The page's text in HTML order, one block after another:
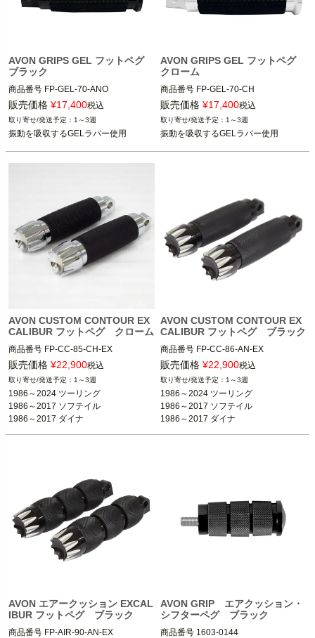
AVON GRIPS GEL フットペグ
ブラック
商品番号 FP-GEL-70-ANO
M型番：FP-GEL-70-ANO
3OT:1620-1177
２BC:402673
1986～2024 ツーリング
※フットペグ装着車
1986～2021 スポーツスター
AVON GRIPS(エイボン グリップ)
販売価格 ¥17,400税込
1～3週
振動を吸収するGELラバー使用
AVON GRIPS GEL フットペグ
クローム
商品番号 FP-GEL-70-CH
M型番：FP-GEL-70-CH
３OT:1620-1178
２BC:402672
1986～2024 ツーリング
1986～2021 スポーツスター
AVON GRIPS(エイボン グリップ)
販売価格 ¥17,400税込
1～3週
AVON CUSTOM CONTOUR EX
CALIBUR フットペグ クローム
商品番号 FP-CC-85-CH-EX
旧型番：40-4250C
1986～2024 ツーリング FLHX、FLH
T、FLTR、FLHR
※フットペグ装着車
1986～2017 ソフテイル
1986～2017 ダイナ
1986～2021 スポーツスター
販売価格 ¥22,900税込
1～3週
1986～2024 ツーリング
1986～2017 ソフテイル
1986～2017 ダイナ
AVON CUSTOM CONTOUR EX
CALIBUR フットペグ ブラック
商品番号 FP-CC-86-AN-EX
旧型番40-4250BK
1986～2024 ツーリング FLHX、FLH
T、FLTR、FLHR ※フットペグ装着車
1986～2017 ソフテイル
販売価格 ¥22,900税込
1～3週
1986～2024 ツーリング
1986～2017 ソフテイル
1986～2017 ダイナ
AVON エアークッション EXCAL
IBUR フットペグ ブラック
商品番号 FP-AIR-90-AN-EX
AVON GRIP エアクッション・
シフターペグ ブラック
商品番号 1603-0144